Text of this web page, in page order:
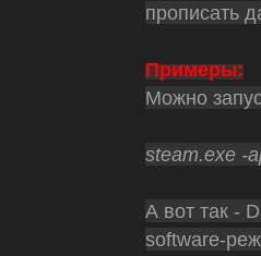
прописать
Примеры:
Можно
steam.exe -
А вот так -
software-